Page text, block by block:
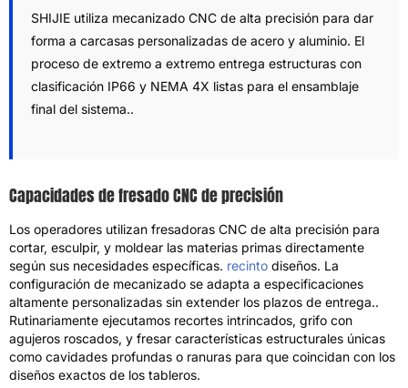
SHIJIE utiliza mecanizado CNC de alta precisión para dar
forma a carcasas personalizadas de acero y aluminio. El
proceso de extremo a extremo entrega estructuras con
clasificación IP66 y NEMA 4X listas para el ensamblaje
final del sistema..
Capacidades de fresado CNC de precisión
Los operadores utilizan fresadoras CNC de alta precisión para
cortar, esculpir, y moldear las materias primas directamente
según sus necesidades específicas. recinto diseños. La
configuración de mecanizado se adapta a especificaciones
altamente personalizadas sin extender los plazos de entrega..
Rutinariamente ejecutamos recortes intrincados, grifo con
agujeros roscados, y fresar características estructurales únicas
como cavidades profundas o ranuras para que coincidan con los
diseños exactos de los tableros.